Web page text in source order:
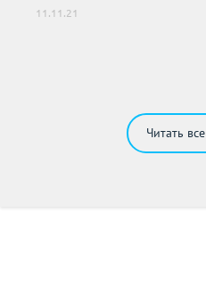
11.11.21
Читать